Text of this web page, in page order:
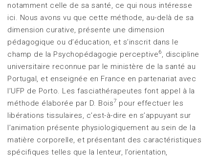
notamment celle de sa santé, ce qui nous intéresse
ici. Nous avons vu que cette méthode, au-delà de sa
dimension curative, présente une dimension
pédagogique ou d’éducation, et s’inscrit dans le
champ de la Psychopédagogie perceptive6, discipline
universitaire reconnue par le ministère de la santé au
Portugal, et enseignée en France en partenariat avec
l’UFP de Porto. Les fasciathérapeutes font appel à la
méthode élaborée par D. Bois7 pour effectuer les
libérations tissulaires, c’est-à-dire en s’appuyant sur
l’animation présente physiologiquement au sein de la
matière corporelle, et présentant des caractéristiques
spécifiques telles que la lenteur, l’orientation,